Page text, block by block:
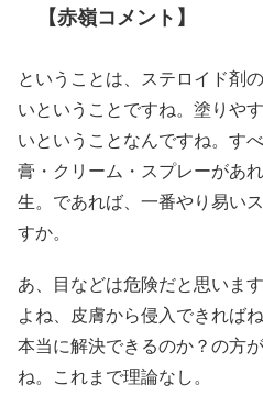
【赤嶺コメント】
ということは、ステロイド剤
いということですね。塗りや
いということなんですね。す
膏・クリーム・スプレーがあ
生。であれば、一番やり易い
すか。
あ、目などは危険だと思いま
よね、皮膚から侵入できれば
本当に解決できるのか？の方
ね。これまで理論なし。